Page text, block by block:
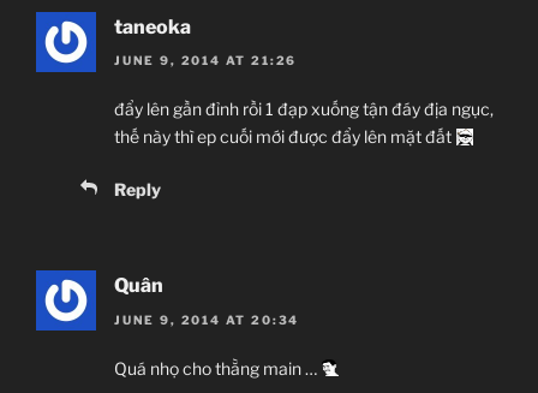
taneoka
JUNE 9, 2014 AT 21:26
đẩy lên gần đỉnh rồi 1 đạp xuống tận đáy địa ngục,
thế này thì ep cuối mới được đẩy lên mặt đất
Reply
Quân
JUNE 9, 2014 AT 20:34
Quá nhọ cho thằng main …